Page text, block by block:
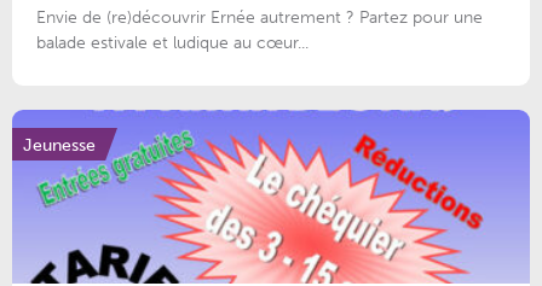
Envie de (re)découvrir Ernée autrement ? Partez pour une
balade estivale et ludique au cœur...
Jeunesse